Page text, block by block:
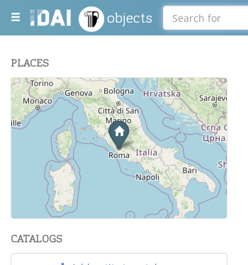
objects
PLACES
+
−
Leaflet | Maps and Data ©OpenStreetMap
CATALOGS